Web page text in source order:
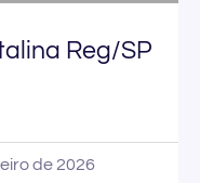
Reg/SP
de 2026